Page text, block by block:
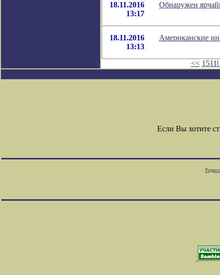
18.11.2016
13:17
Обнаружен
18.11.2016
13:13
Американские
<< 1511 |
Если Вы хотите